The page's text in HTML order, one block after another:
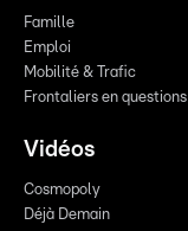
Famille
Emploi
Mobilité & Trafic
Frontaliers en questions
Vidéos
Cosmopoly
Déjà Demain